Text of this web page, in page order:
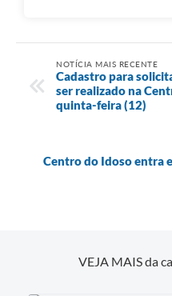
NOTÍCIA MAIS RECENTE
Cadastro para
ser realizado na
quinta-feira (12)
Centro do Idoso entra
VEJA MAIS da